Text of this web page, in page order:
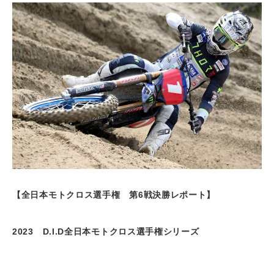
【全日本モトクロス選手権 第6戦決勝レポート 】
2023 D.I.D全日本モトクロス選手権シリーズ